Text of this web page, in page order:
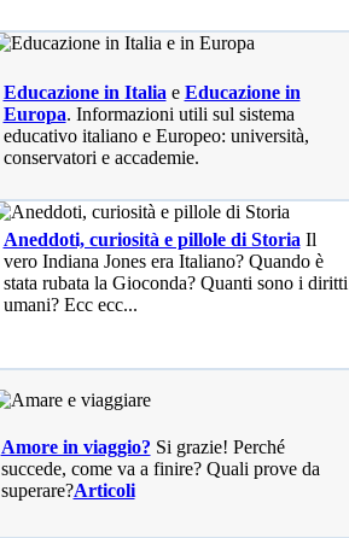
Educazione in Italia e Educazione in
Europa. Informazioni utili sul sistema
educativo italiano e Europeo: università,
conservatori e accademie.
Aneddoti, curiosità e pillole di Storia Il
vero Indiana Jones era Italiano? Quando è
stata rubata la Gioconda? Quanti sono i diritti
umani? Ecc ecc...
Amore in viaggio? Si grazie! Perché
succede, come va a finire? Quali prove da
superare?Articoli